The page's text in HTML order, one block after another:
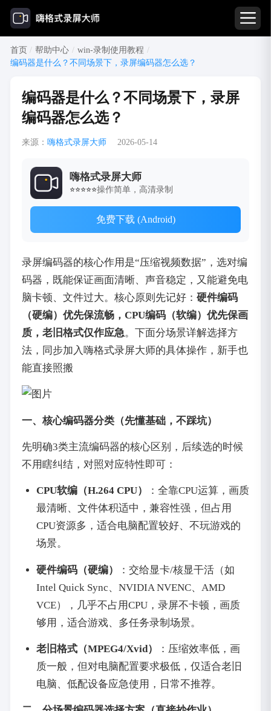
首页 / 帮助中心 / win-录制使用教程 /
编码器是什么？不同场景下，录屏编码器怎么选？
编码器是什么？不同场景下，录屏
编码器怎么选？
来源： 嗨格式录屏大师 2026-05-14
嗨格式录屏大师
⭐⭐⭐⭐⭐操作简单，高清录制
免费下载 (Android)
录屏编码器的核心作用是“压缩视频数据”，选对编
码器，既能保证画面清晰、声音稳定，又能避免电
脑卡顿、文件过大。核心原则先记好： 硬件编码
（硬编）优先保流畅，CPU编码（软编）优先保画
质，老旧格式仅作应急。下面分场景详解选择方
法，同步加入嗨格式录屏大师的具体操作，新手也
能直接照搬
一、核心编码器分类（先懂基础，不踩坑）
先明确3类主流编码器的核心区别，后续选的时候
不用瞎纠结，对照对应特性即可：
CPU软编（H.264 CPU）
：全靠CPU运算，画质
最清晰、文件体积适中，兼容性强，但占用
CPU资源多，适合电脑配置较好、不玩游戏的
场景。
硬件编码（硬编）
：交给显卡/核显干活（如
Intel Quick Sync、NVIDIA NVENC、AMD
VCE），几乎不占用CPU，录屏不卡顿，画质
够用，适合游戏、多任务录制场景。
老旧格式（MPEG4/Xvid）
：压缩效率低，画
质一般，但对电脑配置要求极低，仅适合老旧
电脑、低配设备应急使用，日常不推荐。